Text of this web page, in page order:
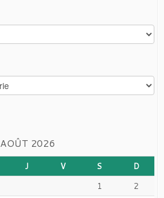
AOÛT 2026
J V S
D
1
2